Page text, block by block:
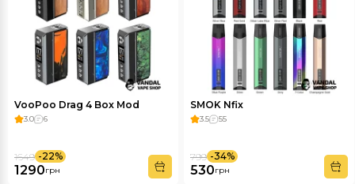
VooPoo Drag 4 Box Mod
3.0 6
1290грн
1649 -22%
SMOK Nfix
3.5 55
530грн
799 -34%